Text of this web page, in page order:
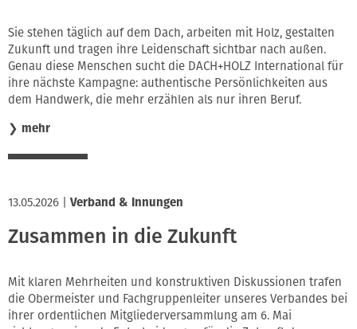
Sie stehen täglich auf dem Dach, arbeiten mit Holz, gestalten
Zukunft und tragen ihre Leidenschaft sichtbar nach außen.
Genau diese Menschen sucht die DACH+HOLZ International für
ihre nächste Kampagne: authentische Persönlichkeiten aus
dem Handwerk, die mehr erzählen als nur ihren Beruf.
❯ mehr
13.05.2026 Verband & Innungen
Zusammen in die Zukunft
Mit klaren Mehrheiten und konstruktiven Diskussionen trafen
die Obermeister und Fachgruppenleiter unseres Verbandes bei
ihrer ordentlichen Mitgliederversammlung am 6. Mai